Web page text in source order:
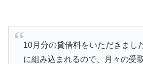
10月分の貸借料をいただきまし
に組み込まれるので、月々の受